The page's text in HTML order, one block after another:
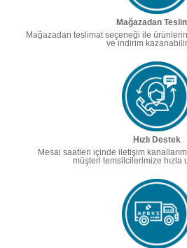
Mağazadan
Mağazadan teslimat seçeneği ile
ve indirim
Hızlı Destek
Mesai saatleri içinde iletişim
müşteri temsilcilerimize hızla